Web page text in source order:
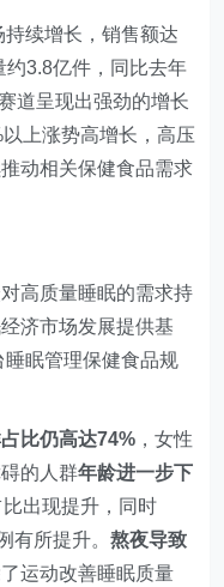
续增长，销售额达
3.8亿件，同比去年
道呈现出强劲的增长
上涨势高增长，高压
动相关保健食品需求
高质量睡眠的需求持
济市场发展提供基
眠管理保健食品规
比仍高达74% ，女性
的人群年龄进一步下
出现提升，同时
有所提升。熬夜导致
运动改善睡眠质量